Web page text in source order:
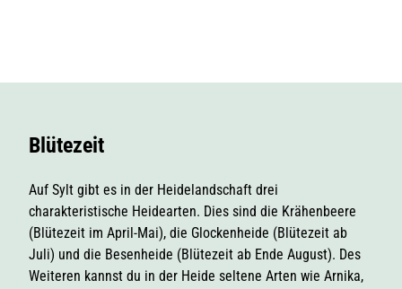
© Ma
Blütezeit
Auf Sylt gibt es in der Heidelandschaft drei
charakteristische Heidearten. Dies sind die Krähenbeere
(Blütezeit im April-Mai), die Glockenheide (Blütezeit ab
Juli) und die Besenheide (Blütezeit ab Ende August). Des
Weiteren kannst du in der Heide seltene Arten wie Arnika,